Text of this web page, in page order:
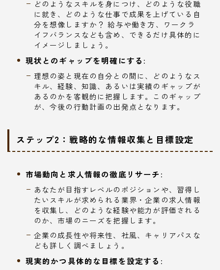
どのようなスキルを身につけ、どのような役職
に就き、どのような仕事で成果を上げている自
分を想像しますか？ 給与や働き方、ワークラ
イフバランスなども含め、できるだけ具体的に
イメージしましょう。
現状とのギャップを明確にする:
理想の姿と現在の自分との間に、どのようなス
キル、経験、知識、あるいは実績のギャップが
あるのかを客観的に把握します。このギャップ
が、今後の行動計画の出発点となります。
ステップ2：戦略的な情報収集と目標設定
市場動向と求人情報の徹底リサーチ:
あなたが目指すレベルのポジションや、習得し
たいスキルが求められる業界・企業の求人情報
を収集し、どのような経験や能力が評価される
のか、市場のニーズを把握します。
企業の成長性や将来性、社風、キャリアパスな
ども詳しく調べましょう。
現実的かつ具体的な目標を設定する: